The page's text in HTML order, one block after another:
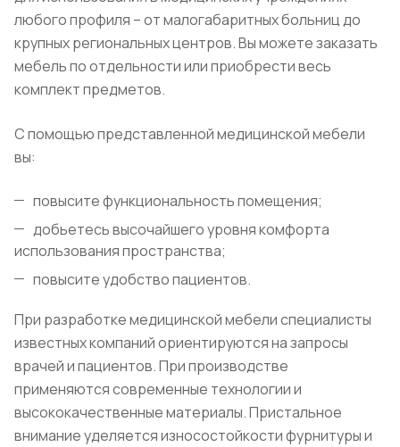
любого профиля – от малогабаритных больниц до
крупных региональных центров. Вы можете заказать
мебель по отдельности или приобрести весь
комплект предметов.
С помощью представленной медицинской мебели
вы:
повысите функциональность помещения;
добьетесь высочайшего уровня комфорта
использования пространства;
повысите удобство пациентов.
При разработке медицинской мебели специалисты
известных компаний ориентируются на запросы
врачей и пациентов. При производстве
применяются современные технологии и
высококачественные материалы. Пристальное
внимание уделяется износостойкости фурнитуры и